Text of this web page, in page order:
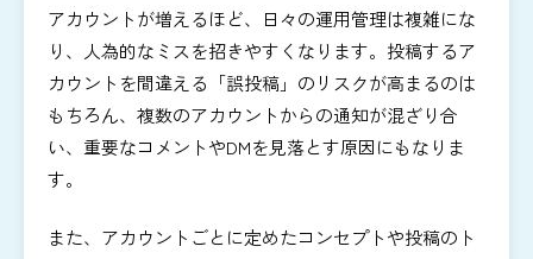
アカウントが増えるほど、日々の運用管理は複雑にな
り、人為的なミスを招きやすくなります。投稿するア
カウントを間違える「誤投稿」のリスクが高まるのは
もちろん、複数のアカウントからの通知が混ざり合
い、重要なコメントやDMを見落とす原因にもなりま
す。
また、アカウントごとに定めたコンセプトや投稿のト